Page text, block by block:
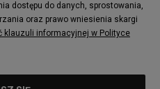
dostępu do danych, sprostowania,
oraz prawo wniesienia skargi
klauzuli informacyjnej w Polityce